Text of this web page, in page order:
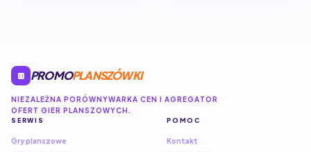
PROMOPLANSZÓWKI
NIEZALEŻNA PORÓWNYWARKA CEN I AGREGATOR
OFERT GIER PLANSZOWYCH.
SERWIS
Gry planszowe
POMOC
Kontakt